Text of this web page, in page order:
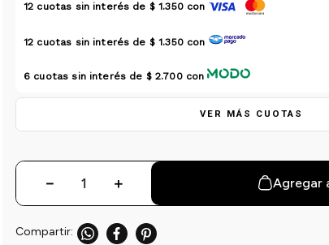
12 cuotas sin interés de $ 1.350con
12 cuotas sin interés de $ 1.350con
6 cuotas sin interés de $ 2.700con
VER MÁS CUOTAS
＋
－ Agregar